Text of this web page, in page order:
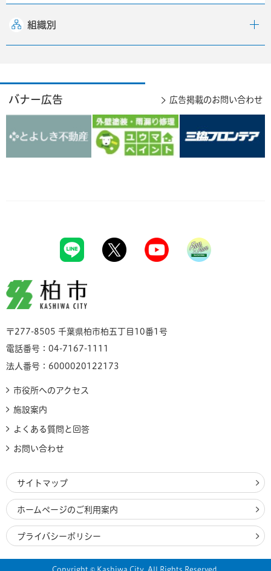
組織別
バナー広告 広告掲載のお問い合わせ
柏市
〒277-8505 千葉県柏市柏五丁目10番1号
電話番号：04-7167-1111
法人番号：6000020122173
市役所へのアクセス
施設案内
よくある質問と回答
お問い合わせ
サイトマップ
ホームページのご利用案内
プライバシーポリシー
Copyright © Kashiwa City. All Rights Reserved.